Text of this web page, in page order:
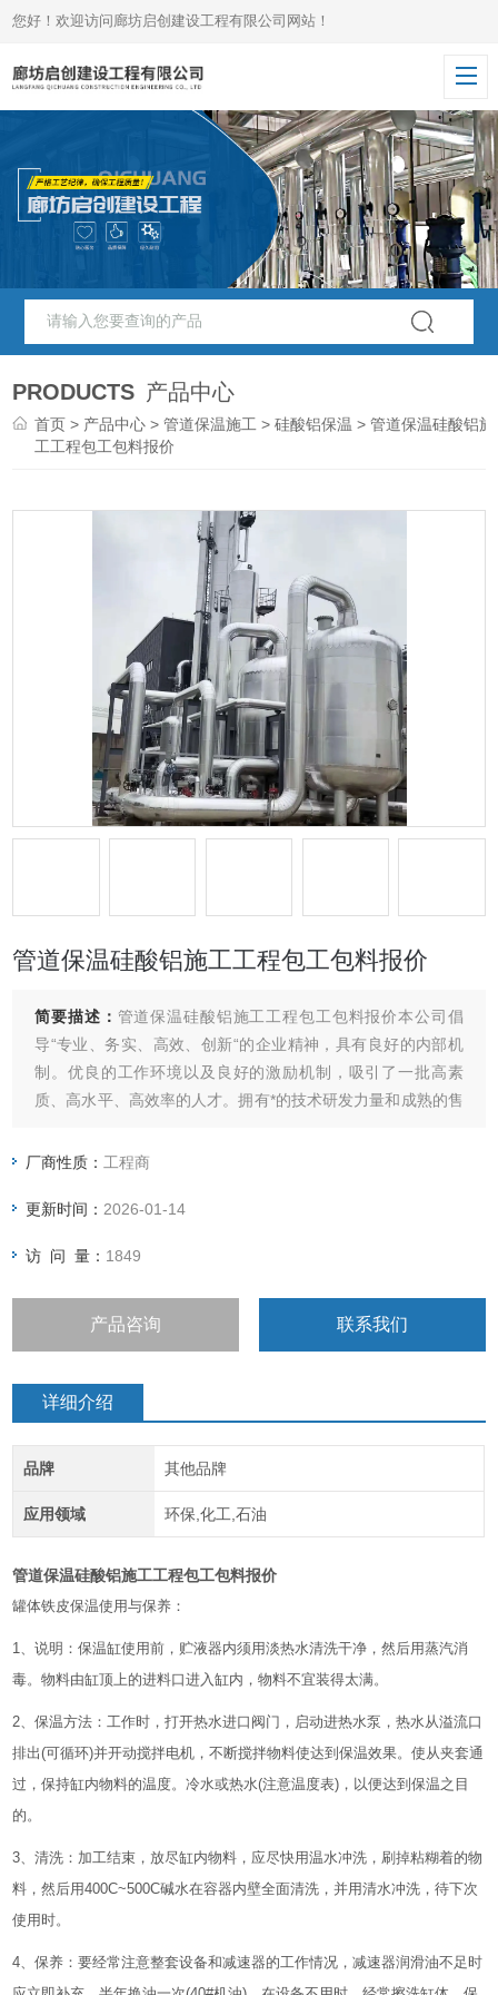
您好！欢迎访问廊坊启创建设工程有限公司网站！
PRODUCTS 产品中心
首页 > 产品中心 >管道保温施工 >硅酸铝保温 > 管道保温硅酸铝施
工工程包工包料报价
管道保温硅酸铝施工工程包工包料报价
简要描述： 管道保温硅酸铝施工工程包工包料报价本公司倡
导“专业、务实、高效、创新“的企业精神，具有良好的内部机
制。优良的工作环境以及良好的激励机制，吸引了一批高素
质、高水平、高效率的人才。拥有*的技术研发力量和成熟的售
支持，互惠互利，共创双赢！“我公司愿与国内外各界同仁志士
厂商性质： 工程商
更新时间： 2026-01-14
访 问 量： 1849
产品咨询 联系我们
详细介绍
品牌 其他品牌
应用领域 环保,化工,石油
管道保温硅酸铝施工工程包工包料报价
罐体铁皮保温使用与保养：
1、说明：保温缸使用前，贮液器内须用淡热水清洗干净，然后用蒸汽消
毒。物料由缸顶上的进料口进入缸内，物料不宜装得太满。
2、保温方法：工作时，打开热水进口阀门，启动进热水泵，热水从溢流口
排出(可循环)并开动搅拌电机，不断搅拌物料使达到保温效果。使从夹套通
过，保持缸内物料的温度。冷水或热水(注意温度表)，以便达到保温之目
的。
3、清洗：加工结束，放尽缸内物料，应尽快用温水冲洗，刷掉粘糊着的物
料，然后用400C~500C碱水在容器内壁全面清洗，并用清水冲洗，待下次
使用时。
4、保养：要经常注意整套设备和减速器的工作情况，减速器润滑油不足时